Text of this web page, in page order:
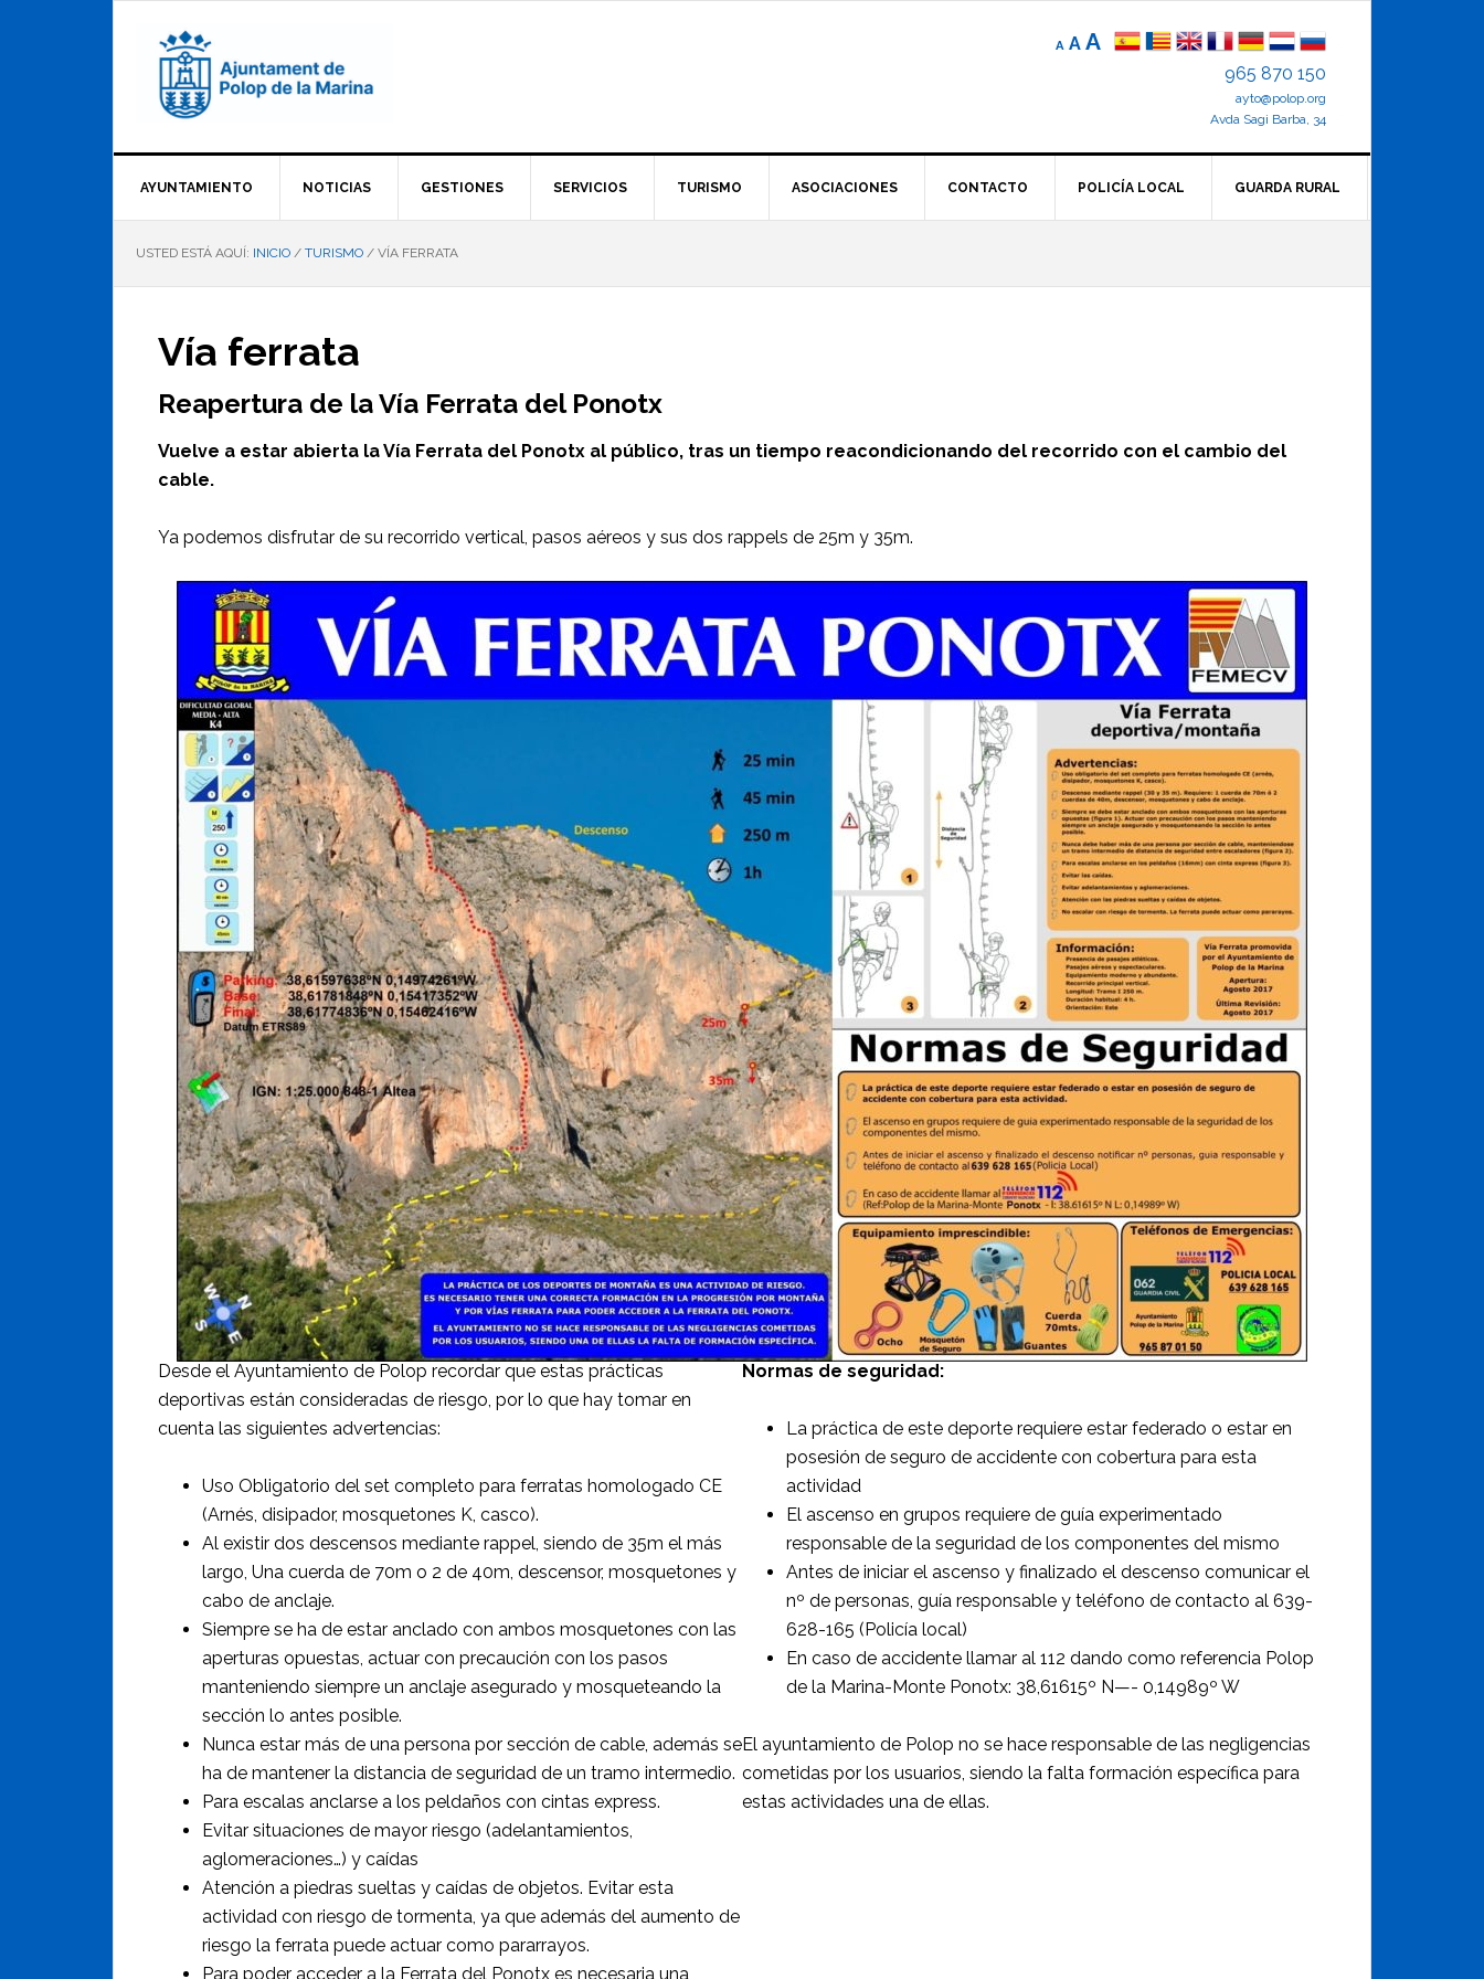
A
Reducir
elA Tamaño
AAumentar
de
letra
965 870 150
ayto@polop.org
Avda Sagi Barba, 34
AYUNTAMIENTO NOTICIAS GESTIONES SERVICIOS TURISMO ASOCIACIONES CONTACTO POLICÍA LOCAL GUARDA RURAL
USTED ESTÁ AQUÍ: INICIO / TURISMO / VÍA FERRATA
Vía ferrata
Reapertura de la Vía Ferrata del Ponotx
Vuelve a estar abierta la Vía Ferrata del Ponotx al público, tras un tiempo reacondicionando del recorrido con el cambio del
cable.
Ya podemos disfrutar de su recorrido vertical, pasos aéreos y sus dos rappels de 25m y 35m.
Desde el Ayuntamiento de Polop recordar que estas prácticas
deportivas están consideradas de riesgo, por lo que hay tomar en
cuenta las siguientes advertencias:
Uso Obligatorio del set completo para ferratas homologado CE
(Arnés, disipador, mosquetones K, casco).
Al existir dos descensos mediante rappel, siendo de 35m el más
largo, Una cuerda de 70m o 2 de 40m, descensor, mosquetones y
cabo de anclaje.
Siempre se ha de estar anclado con ambos mosquetones con las
aperturas opuestas, actuar con precaución con los pasos
manteniendo siempre un anclaje asegurado y mosqueteando la
sección lo antes posible.
Nunca estar más de una persona por sección de cable, además se
ha de mantener la distancia de seguridad de un tramo intermedio.
Para escalas anclarse a los peldaños con cintas express.
Evitar situaciones de mayor riesgo (adelantamientos,
aglomeraciones…) y caídas
Atención a piedras sueltas y caídas de objetos. Evitar esta
actividad con riesgo de tormenta, ya que además del aumento de
riesgo la ferrata puede actuar como pararrayos.
Para poder acceder a la Ferrata del Ponotx es necesaria una
Normas de seguridad:
La práctica de este deporte requiere estar federado o estar en
posesión de seguro de accidente con cobertura para esta
actividad
El ascenso en grupos requiere de guía experimentado
responsable de la seguridad de los componentes del mismo
Antes de iniciar el ascenso y finalizado el descenso comunicar el
nº de personas, guía responsable y teléfono de contacto al 639-
628-165 (Policía local)
En caso de accidente llamar al 112 dando como referencia Polop
de la Marina-Monte Ponotx: 38,61615º N—- 0,14989º W
El ayuntamiento de Polop no se hace responsable de las negligencias
cometidas por los usuarios, siendo la falta formación específica para
estas actividades una de ellas.